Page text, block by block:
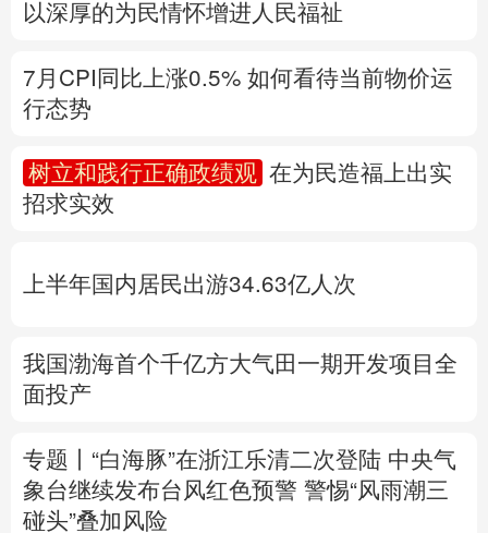
陕西
新疆 内蒙古
Русский язык 日本語 한국어
以深厚的为民情怀增进人民福祉
7月CPI同比上涨0.5% 如何看待当前物价运
行态势
树立和践行正确政绩观
在为民造福上出实
招求实效
上半年国内居民出游34.63亿人次
我国渤海首个千亿方大气田一期开发项目全
面投产
专题丨 “白海豚”在浙江乐清二次登陆 中央气
象台继续发布台风红色预警 警惕“风雨潮三
碰头”叠加风险